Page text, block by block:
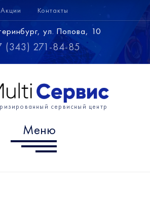
Контакты
ул. Попова, 10
(343) 271-84-85
сервисный центр
Меню